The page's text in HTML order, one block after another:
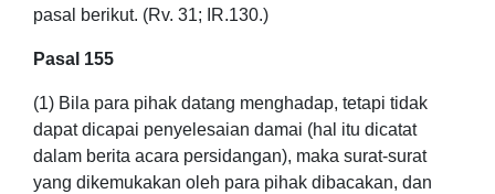
pasal berikut. (Rv. 31; IR.130.)
Pasal 155
(1) Bila para pihak datang menghadap, tetapi tidak
dapat dicapai penyelesaian damai (hal itu dicatat
dalam berita acara persidangan), maka surat-surat
yang dikemukakan oleh para pihak dibacakan, dan